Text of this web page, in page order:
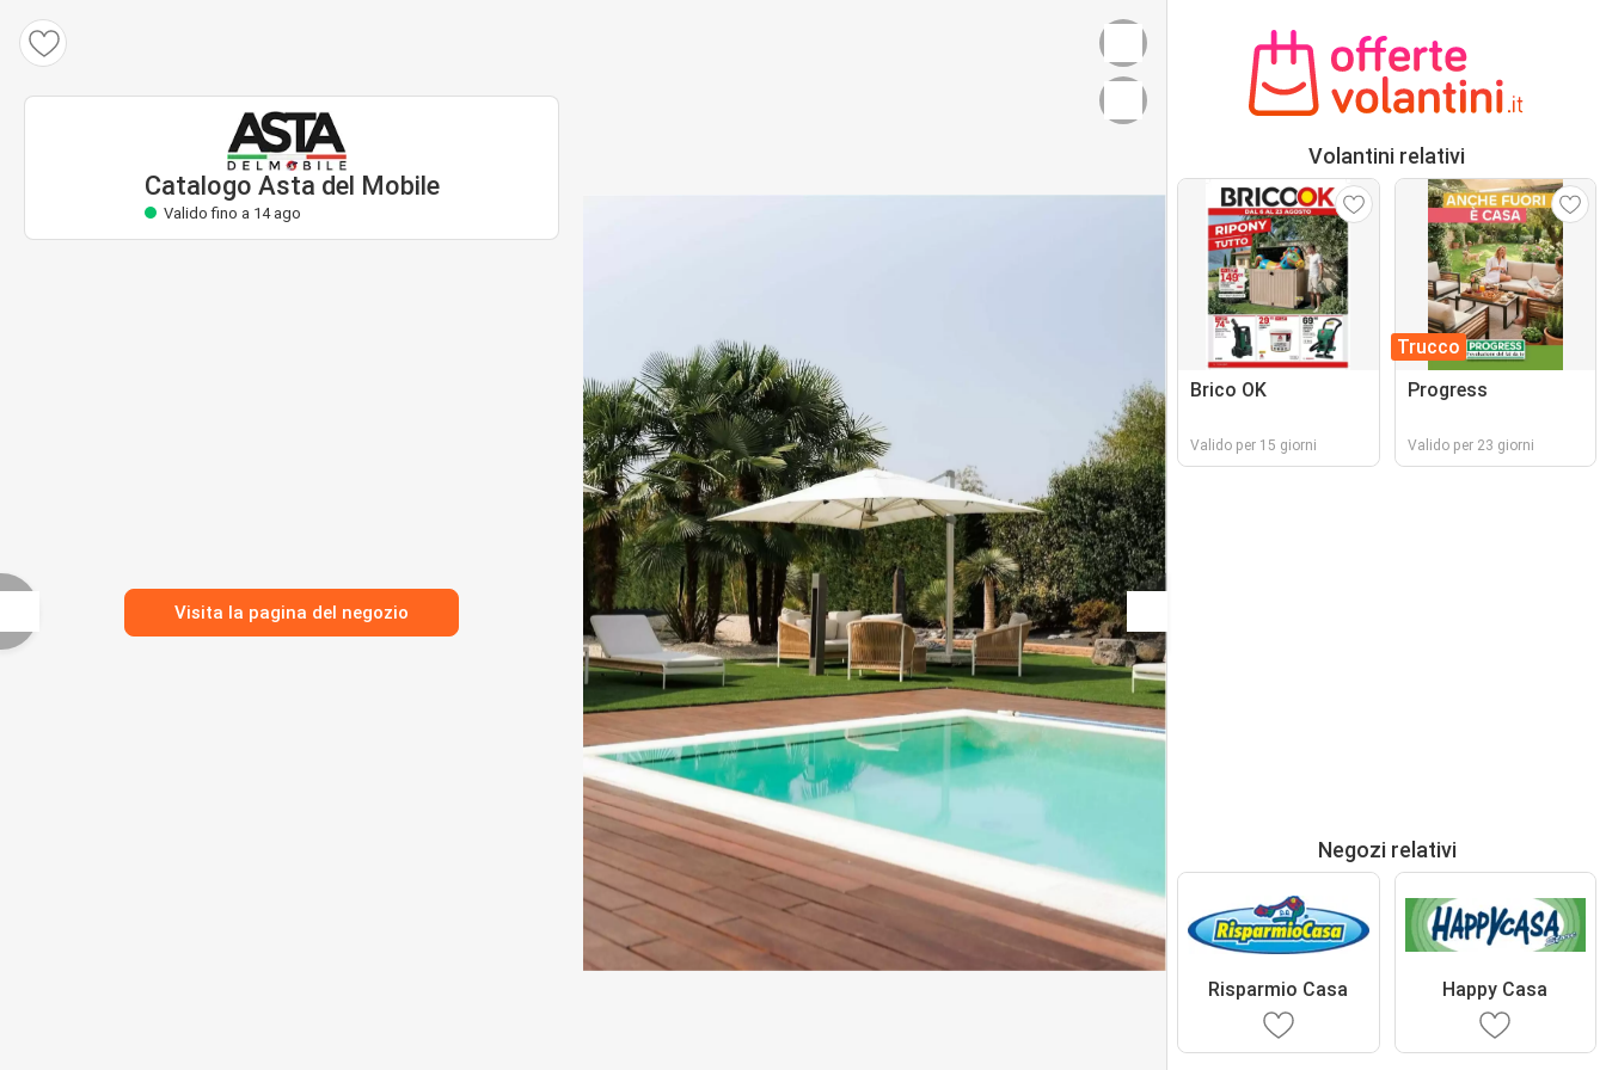
Catalogo Asta del Mobile
Valido fino a 14 ago
Visita la pagina del negozio
Volantini relativi
Brico OK
Valido per 15 giorni
Trucco
Progress
Valido per 23 giorni
Negozi relativi
Risparmio Casa Happy Casa